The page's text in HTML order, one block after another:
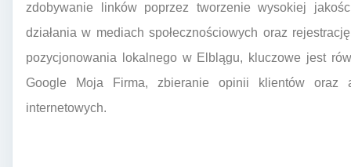
zdobywanie linków poprzez tworzenie wysokiej
działania w mediach społecznościowych oraz
pozycjonowania lokalnego w Elblągu, kluczowe jest
Google Moja Firma, zbieranie opinii klientów oraz
internetowych.